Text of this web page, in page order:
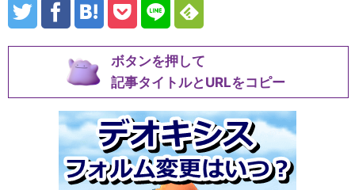
ボタンを押して
記事タイトルとURLをコピー